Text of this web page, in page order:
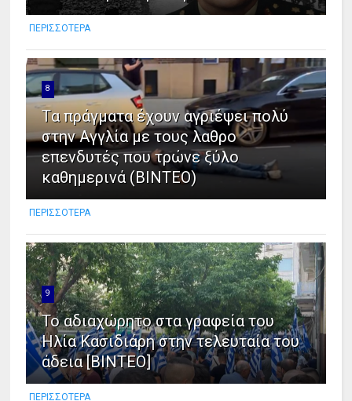
ΠΕΡΙΣΣΟΤΕΡΑ
8
Tα πράγματα έχουν αγριέψει πολύ
στην Αγγλία με τους λαθρο
επενδυτές που τρώνε ξύλο
καθημερινά (ΒΙΝΤΕΟ)
ΠΕΡΙΣΣΟΤΕΡΑ
9
Το αδιαχώρητο στα γραφεία του
Ηλία Κασιδιάρη στην τελευταία του
άδεια [ΒΙΝΤΕΟ]
ΠΕΡΙΣΣΟΤΕΡΑ